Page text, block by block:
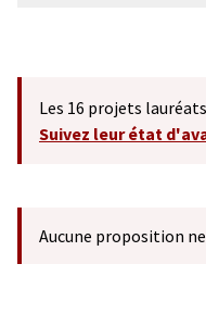
Les 16 projets
Suivez leur état
Aucune proposition